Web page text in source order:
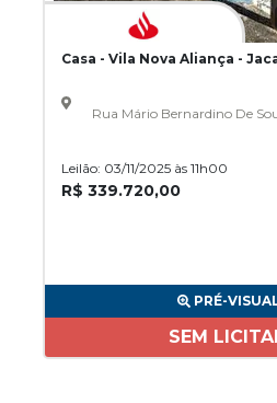
Casa - Vila Nova Aliança -
Rua Mário Bernardino De
Leilão: 03/11/2025 às 11h00
R$ 339.720,00
PRÉ-
SEM